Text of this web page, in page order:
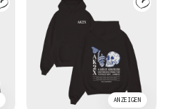
ANZEIGEN